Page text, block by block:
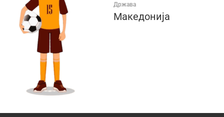
Држава
Македонија